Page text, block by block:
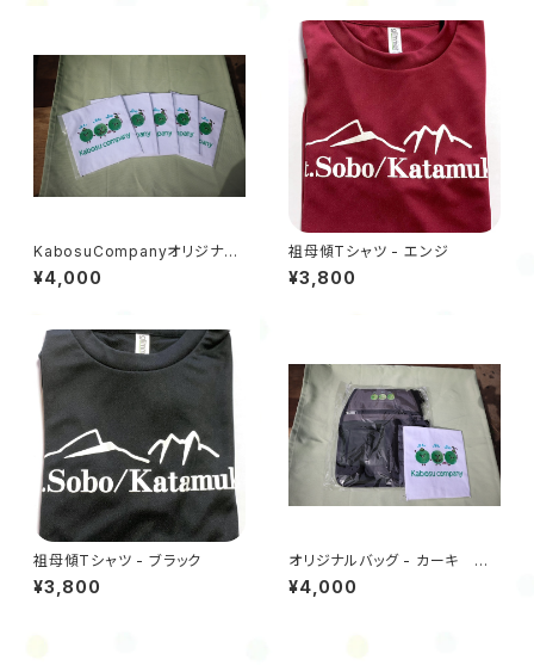
KabosuCompanyオリジナル
ハンドタオル5枚セット
¥4,000
祖母傾Tシャツ - エンジ
¥3,800
祖母傾Tシャツ - ブラック
¥3,800
オリジナルバッグ - カーキ ハ
ンドタオルセット
¥4,000